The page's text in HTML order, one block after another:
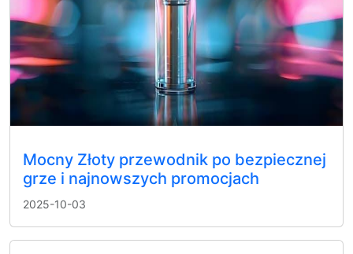
Mocny Złoty przewodnik po bezpiecznej
grze i najnowszych promocjach
2025-10-03